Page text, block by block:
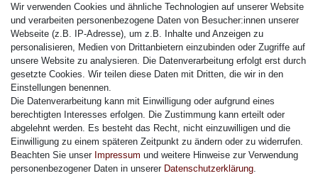
Festina Armband
Citizen Armband
M. Lacroix Armband
J. Lemans Armband
Uhrenarmbänder - Alle
Sicherheit
Wir verwenden Cookies und ähnliche Technologien auf unserer Website
und verarbeiten personenbezogene Daten von Besucher:innen unserer
Webseite (z.B. IP-Adresse), um z.B. Inhalte und Anzeigen zu
personalisieren, Medien von Drittanbietern einzubinden oder Zugriffe auf
unsere Website zu analysieren. Die Datenverarbeitung erfolgt erst durch
gesetzte Cookies. Wir teilen diese Daten mit Dritten, die wir in den
Einstellungen benennen.
Die Datenverarbeitung kann mit Einwilligung oder aufgrund eines
berechtigten Interesses erfolgen. Die Zustimmung kann erteilt oder
abgelehnt werden. Es besteht das Recht, nicht einzuwilligen und die
Einwilligung zu einem späteren Zeitpunkt zu ändern oder zu widerrufen.
Beachten Sie unser Impressum und weitere Hinweise zur Verwendung
personenbezogener Daten in unserer Daten­schutz­erklärung